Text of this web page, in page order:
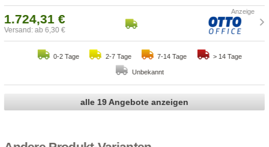
1.724,31 €
Versand: ab 6,30 €
0-2 Tage 2-7 Tage 7-14 Tage > 14 Tage
Unbekannt
alle 19 Angebote anzeigen